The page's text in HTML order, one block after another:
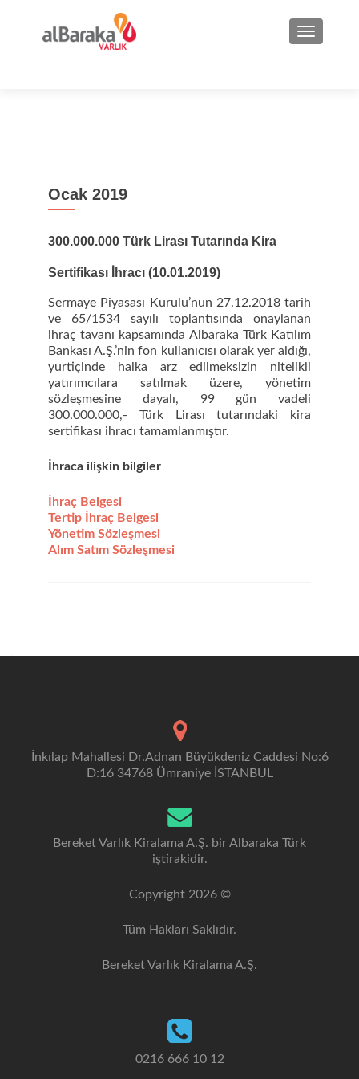
Ocak 2019
300.000.000 Türk Lirası Tutarında Kira
Sertifikası İhracı (10.01.2019)
Sermaye Piyasası Kurulu’nun 27.12.2018 tarih
ve 65/1534 sayılı toplantısında onaylanan
ihraç tavanı kapsamında Albaraka Türk Katılım
Bankası A.Ş.’nin fon kullanıcısı olarak yer aldığı,
yurtiçinde halka arz edilmeksizin nitelikli
yatırımcılara satılmak üzere, yönetim
sözleşmesine dayalı, 99 gün vadeli
300.000.000,- Türk Lirası tutarındaki kira
sertifikası ihracı tamamlanmıştır.
İhraca ilişkin bilgiler
İhraç Belgesi
Tertip İhraç Belgesi
Yönetim Sözleşmesi
Alım Satım Sözleşmesi
İnkılap Mahallesi Dr.Adnan Büyükdeniz Caddesi No:6
D:16 34768 Ümraniye İSTANBUL
Bereket Varlık Kiralama A.Ş. bir Albaraka Türk
iştirakidir.
Copyright 2026 ©
Tüm Hakları Saklıdır.
Bereket Varlık Kiralama A.Ş.
0216 666 10 12